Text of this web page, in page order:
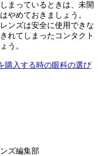
まっているときは、未開
やめておきましょう。
ンズは安全に使用できな
れてしまったコンタクト
う。
購入する時の眼科の選び
ズ編集部